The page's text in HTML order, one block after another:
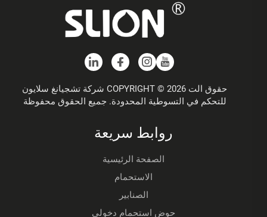
حقوق الت COPYRIGHT © 2026 شركة تشجيانغ سلايون
للتحكم في التسوطية المحدودة. جميع الحقوق محفوظة
روابط سريعة
الصفحة الرئيسية
الاستحمام
الصنابير
حوض استحمام دخولي